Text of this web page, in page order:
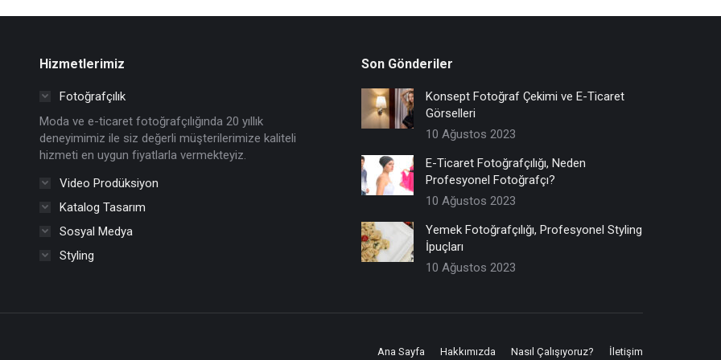
Hizmetlerimiz
Fotoğrafçılık
Moda ve e-ticaret fotoğrafçılığında 20 yıllık
deneyimimiz ile siz değerli müşterilerimize kaliteli
hizmeti en uygun fiyatlarla vermekteyiz.
Video Prodüksiyon
Katalog Tasarım
Sosyal Medya
Styling
Son Gönderiler
Konsept Fotoğraf Çekimi ve E-Ticaret
Görselleri
10 Ağustos 2023
E-Ticaret Fotoğrafçılığı, Neden
Profesyonel Fotoğrafçı?
10 Ağustos 2023
Yemek Fotoğrafçılığı, Profesyonel Styling
İpuçları
10 Ağustos 2023
Ana Sayfa Hakkımızda Nasıl Çalışıyoruz? İletişim